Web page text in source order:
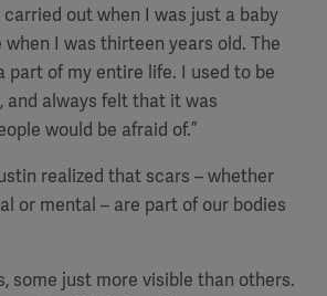
carried out when I was just a baby
I was thirteen years old. The
part of my entire life. I used to be
and always felt that it was
would be afraid of.”
realized that scars – whether
or mental – are part of our bodies
some just more visible than others.